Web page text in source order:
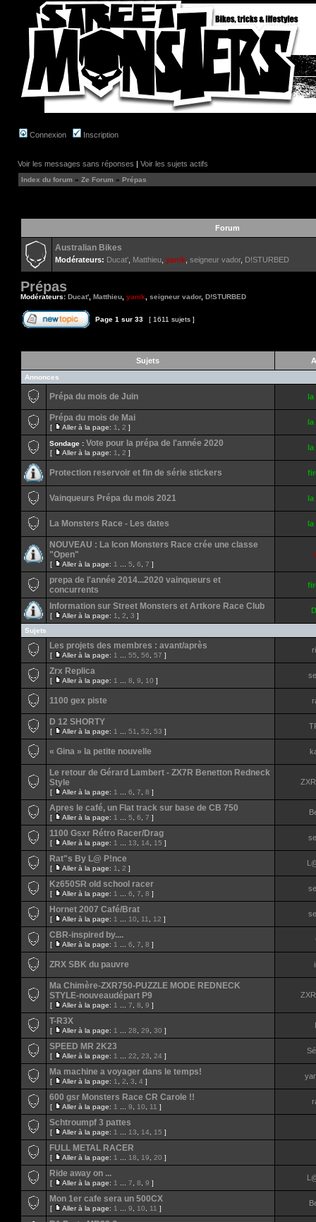
Connexion Inscription
Voir les messages sans réponses | Voir les sujets actifs
Index du forum » Ze Forum » Prépas
Forum
Australian Bikes
Modérateurs: Ducat' Matthieu yanik seigneur vador, D!STURBED
Prépas
Modérateurs: Ducat' Matthieu yanik seigneur vador, D!STURBED
Page 1 sur 33 [ 1611 sujets ]
Sujets
Annonces
Prépa du mois de Juin la
Prépa du mois de Mai
[ Aller à la page: 1 2 ]
la
Sondage : Vote pour la prépa de l'année 2020
[ Aller à la page: 1 2 ]
la
Protection reservoir et fin de série stickers
Vainqueurs Prépa du mois 2021 la
La Monsters Race - Les dates la
NOUVEAU : La Icon Monsters Race crée une classe
"Open"
[ Aller à la page: 1 5 6 7 ]
prepa de l'année 2014...2020 vainqueurs et
concurrents
Information sur Street Monsters et Artkore Race Club
[ Aller à la page: 1 2 3 ]
Sujets
Les projets des membres : avant/après
[ Aller à la page: 1 55 56 57 ]
Zrx Replica
[ Aller à la page: 1 8 9 10 ]
1100 gex piste
D 12 SHORTY
[ Aller à la page: 1 51 52 53 ]
« Gina » la petite nouvelle
Le retour de Gérard Lambert - ZX7R Benetton Redneck
Style
[ Aller à la page: 1 6 7 8 ]
Apres le café, un Flat track sur base de CB 750
[ Aller à la page: 1 5 6 7 ]
1100 Gsxr Rétro Racer/Drag
[ Aller à la page: 1 13 14 15 ]
Rat"s By L@ P!nce
[ Aller à la page: 1 2 ]
Kz650SR old school racer
[ Aller à la page: 1 6 7 8 ]
Hornet 2007 Café/Brat
[ Aller à la page: 1 10 11 12 ]
CBR-inspired by....
[ Aller à la page: 1 6 7 8 ]
ZRX SBK du pauvre
Ma Chimère-ZXR750-PUZZLE MODE REDNECK
STYLE-nouveaudépart P9
[ Aller à la page: 1 7 8 9 ]
T-R3X
[ Aller à la page: 1 28 29 30 ]
SPEED MR 2K23
[ Aller à la page: 1 22 23 24 ]
Ma machine a voyager dans le temps!
[ Aller à la page: 1 2 3 4 ]
600 gsr Monsters Race CR Carole !!
[ Aller à la page: 1 9 10 11 ]
Schtroumpf 3 pattes
[ Aller à la page: 1 13 14 15 ]
FULL METAL RACER
[ Aller à la page: 1 18 19 20 ]
Ride away on ...
[ Aller à la page: 1 7 8 9 ]
Mon 1er cafe sera un 500CX
[ Aller à la page: 1 9 10 11 ]